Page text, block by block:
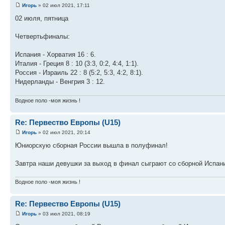
Игорь » 02 июл 2021, 17:11
02 июля, пятница
Четвертьфиналы:
Испания - Хорватия 16 : 6.
Италия - Греция 8 : 10 (3:3, 0:2, 4:4, 1:1).
Россия - Израиль 22 : 8 (5:2, 5:3, 4:2, 8:1).
Нидерланды - Венгрия 3 : 12.
Водное поло -моя жизнь !
Re: Первество Европы (U15)
Игорь » 02 июл 2021, 20:14
Юниорскую сборная России вышла в полуфинал!
Завтра наши девушки за выход в финал сыграют со сборной
Водное поло -моя жизнь !
Re: Первество Европы (U15)
Игорь » 03 июл 2021, 08:19